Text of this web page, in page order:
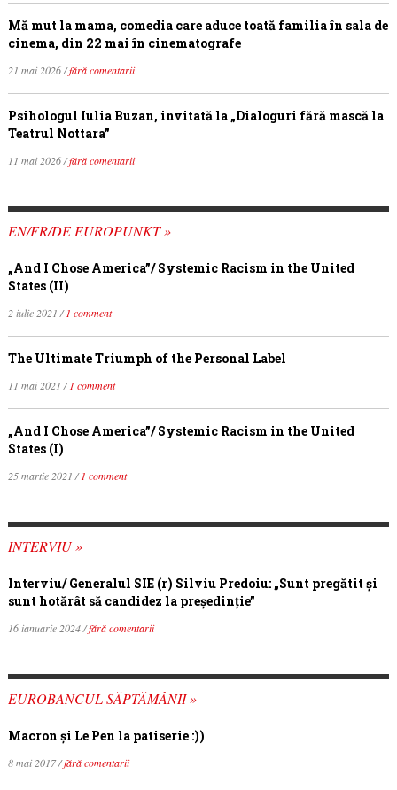
Mă mut la mama, comedia care aduce toată familia în sala de
cinema, din 22 mai în cinematografe
21 mai 2026 /fără comentarii
Psihologul Iulia Buzan, invitată la „Dialoguri fără mască la
Teatrul Nottara”
11 mai 2026 /fără comentarii
EN/FR/DE EUROPUNKT »
„And I Chose America”/ Systemic Racism in the United
States (II)
2 iulie 2021 /1 comment
The Ultimate Triumph of the Personal Label
11 mai 2021 /1 comment
„And I Chose America”/ Systemic Racism in the United
States (I)
25 martie 2021 /1 comment
INTERVIU »
Interviu/ Generalul SIE (r) Silviu Predoiu: „Sunt pregătit și
sunt hotărât să candidez la președinție”
16 ianuarie 2024 /fără comentarii
EUROBANCUL SĂPTĂMÂNII »
Macron şi Le Pen la patiserie :))
8 mai 2017 /fără comentarii